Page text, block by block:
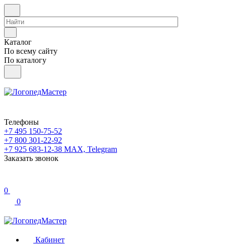
Каталог
По всему сайту
По каталогу
Телефоны
+7 495 150-75-52
+7 800 301-22-92
+7 925 683-12-38 MAX, Telegram
Заказать звонок
0
0
Кабинет